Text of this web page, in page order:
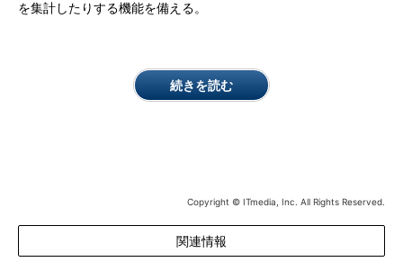
を集計したりする機能を備える。
続きを読む
Copyright © ITmedia, Inc. All Rights Reserved.
関連情報